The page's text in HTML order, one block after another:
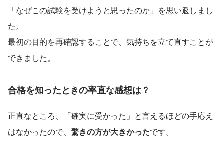
「なぜこの試験を受けようと思ったのか」を思い返しまし
た。
最初の目的を再確認することで、気持ちを立て直すことが
できました。
合格を知ったときの率直な感想は？
正直なところ、「確実に受かった」と言えるほどの手応え
はなかったので、 驚きの方が大きかったです。